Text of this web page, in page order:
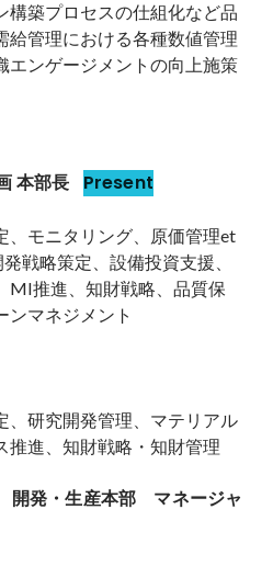
構築プロセスの仕組化など品
給管理における各種数値管理
エンゲージメントの向上施策
本部長 Present
、モニタリング、原価管理et
戦略策定、設備投資支援、
MI推進、知財戦略、品質保
ンマネジメント
、研究開発管理、マテリアル
推進、知財戦略・知財管理
開発・生産本部　マネージャ